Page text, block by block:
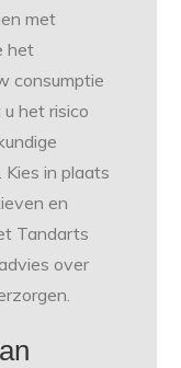
met
het
consumptie
het risico
in plaats
en
Tandarts
over